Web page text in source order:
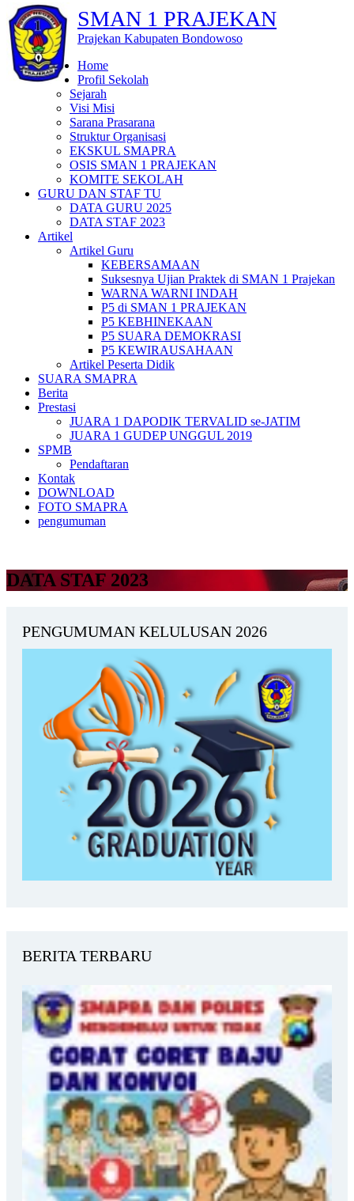
SMAN 1 PRAJEKAN
Prajekan Kabupaten Bondowoso
Home
Profil Sekolah
Sejarah
Visi Misi
Sarana Prasarana
Struktur Organisasi
EKSKUL SMAPRA
OSIS SMAN 1 PRAJEKAN
KOMITE SEKOLAH
GURU DAN STAF TU
DATA GURU 2025
DATA STAF 2023
Artikel
Artikel Guru
KEBERSAMAAN
Suksesnya Ujian Praktek di SMAN 1 Prajekan
WARNA WARNI INDAH
P5 di SMAN 1 PRAJEKAN
P5 KEBHINEKAAN
P5 SUARA DEMOKRASI
P5 KEWIRAUSAHAAN
Artikel Peserta Didik
SUARA SMAPRA
Berita
Prestasi
JUARA 1 DAPODIK TERVALID se-JATIM
JUARA 1 GUDEP UNGGUL 2019
SPMB
Pendaftaran
Kontak
DOWNLOAD
FOTO SMAPRA
pengumuman
DATA STAF 2023
PENGUMUMAN KELULUSAN 2026
BERITA TERBARU